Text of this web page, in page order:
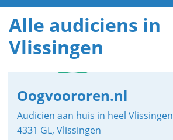
Alle audiciens in
Vlissingen
Oogvoororen.nl
Audicien aan huis in heel Vlissingen
4331 GL, Vlissingen